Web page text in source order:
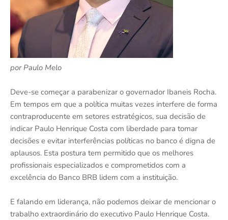
por Paulo Melo
Deve-se começar a parabenizar o governador Ibaneis Rocha.
Em tempos em que a política muitas vezes interfere de forma
contraproducente em setores estratégicos, sua decisão de
indicar Paulo Henrique Costa com liberdade para tomar
decisões e evitar interferências políticas no banco é digna de
aplausos. Esta postura tem permitido que os melhores
profissionais especializados e comprometidos com a
excelência do Banco BRB lidem com a instituição.
E falando em liderança, não podemos deixar de mencionar o
trabalho extraordinário do executivo Paulo Henrique Costa.